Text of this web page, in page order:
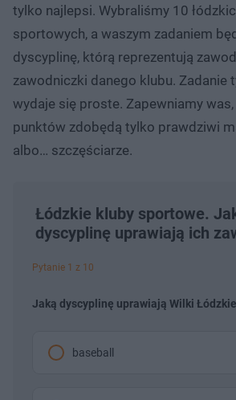
tylko najlepsi. Wybraliśmy 10
sportowych, a waszym zadaniem
dyscyplinę, którą reprezentują
zawodniczki danego klubu. Zadanie
wydaje się proste. Zapewniamy
punktów zdobędą tylko prawdziwi
albo… szczęściarze.
Łódzkie kluby sportowe.
dyscyplinę uprawiają ich
Pytanie 1 z 10
Jaką dyscyplinę uprawiają Wilki
baseball